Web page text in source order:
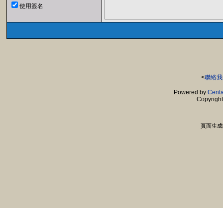
使用簽名
<聯絡
Powered by
頁面生